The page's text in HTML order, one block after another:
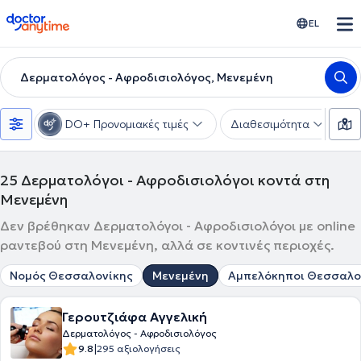
doctoranytime EL
Δερματολόγος - Αφροδισιολόγος, Μενεμένη
DO+ Προνομιακές τιμές Διαθεσιμότητα
25 Δερματολόγοι - Αφροδισιολόγοι κοντά στη
Μενεμένη
Δεν βρέθηκαν Δερματολόγοι - Αφροδισιολόγοι με online
ραντεβού στη Μενεμένη, αλλά σε κοντινές περιοχές.
Νομός Θεσσαλονίκης Μενεμένη Αμπελόκηποι
Γερουτζιάφα Αγγελική
Δερματολόγος - Αφροδισιολόγος
9.8|295 αξιολογήσεις